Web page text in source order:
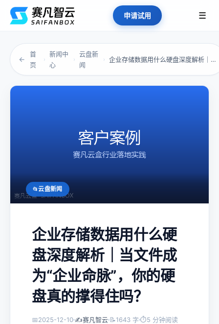
申请试用 ☰
←
首
页
›
新闻中
心
›
云盘新
闻
› 企业存储数据用什么硬盘深度解析｜当文件成为“...
云盘新闻
企业存储数据用什么硬
盘深度解析｜当文件成
为“企业命脉”，你的硬
盘真的撑得住吗？
📅2025-12-10 ✍️赛凡智云 📝1643 字 ⏱5 分钟阅读